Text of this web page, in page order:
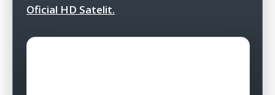
Oficial HD Satelit.